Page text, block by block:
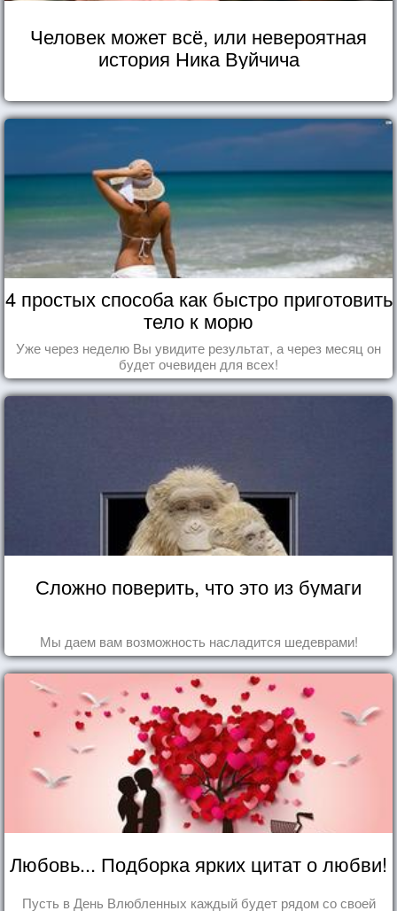
Человек может всё, или невероятная
история Ника Вуйчича
4 простых способа как быстро приготовить
тело к морю
Уже через неделю Вы увидите результат, а через месяц он
будет очевиден для всех!
Сложно поверить, что это из бумаги
Мы даем вам возможность насладится шедеврами!
Любовь... Подборка ярких цитат о любви!
Пусть в День Влюбленных каждый будет рядом со своей